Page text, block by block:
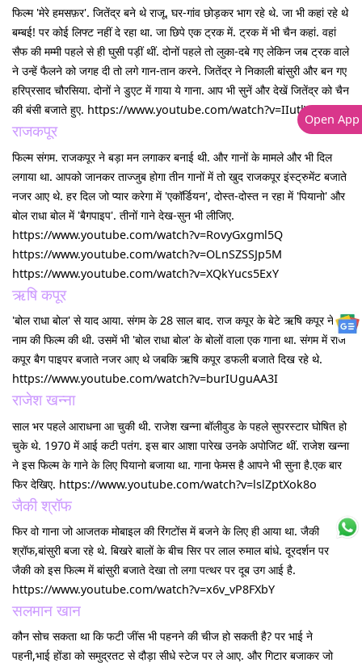
फिल्म 'मेरे हमसफ़र'. जितेंद्र बने थे राजू. घर-गांव छोड़कर भाग रहे थे. जा भी कहां रहे थे
बम्बई! पर कोई लिफ्ट नहीं दे रहा था. जा छिपे एक ट्रक में. ट्रक में भी चैन कहां. वहां
सैफ की मम्मी पहले से ही घुसी पड़ीं थीं. दोनों पहले तो लुका-दबे गए लेकिन जब ट्रक वाले
ने उन्हें फैलने को जगह दी तो लगे गान-तान करने. जितेंद्र ने निकाली बांसुरी और बन गए
हरिप्रसाद चौरसिया. दोनों ने डुएट में गाया ये गाना. आप भी सुनें और देखें जितेंद्र को चैन
की बंसी बजाते हुए. https://www.youtube.com/watch?v=IIutlVFZ4zM
राजकपूर
फिल्म संगम. राजकपूर ने बड़ा मन लगाकर बनाई थी. और गानों के मामले और भी दिल
लगाया था. आपको जानकर ताज्जुब होगा तीन गानों में तो खुद राजकपूर इंस्ट्रुमेंट बजाते
नजर आए थे. हर दिल जो प्यार करेगा में 'एकॉर्डियन', दोस्त-दोस्त न रहा में 'पियानो' और
बोल राधा बोल में 'बैगपाइप'. तीनों गाने देख-सुन भी लीजिए.
https://www.youtube.com/watch?v=RovyGxgml5Q
https://www.youtube.com/watch?v=OLnSZSSJp5M
https://www.youtube.com/watch?v=XQkYucs5ExY
ऋषि कपूर
'बोल राधा बोल' से याद आया. संगम के 28 साल बाद. राज कपूर के बेटे ऋषि कपूर ने इस
नाम की फिल्म की थी. उसमें भी 'बोल राधा बोल' के बोलों वाला एक गाना था. संगम में राज
कपूर बैग पाइपर बजाते नजर आए थे जबकि ऋषि कपूर डफली बजाते दिख रहे थे.
https://www.youtube.com/watch?v=burIUguAA3I
राजेश खन्ना
साल भर पहले आराधना आ चुकी थी. राजेश खन्ना बॉलीवुड के पहले सुपरस्टार घोषित हो
चुके थे. 1970 में आई कटी पतंग. इस बार आशा पारेख उनके अपोजिट थीं. राजेश खन्ना
ने इस फिल्म के गाने के लिए पियानो बजाया था. गाना फेमस है आपने भी सुना है.एक बार
फिर देखिए. https://www.youtube.com/watch?v=lslZptXok8o
जैकी श्रॉफ
फिर वो गाना जो आजतक मोबाइल की रिंगटोंस में बजने के लिए ही आया था. जैकी
श्रॉफ,बांसुरी बजा रहे थे. बिखरे बालों के बीच सिर पर लाल रुमाल बांधे. दूरदर्शन पर
जैकी को इस फिल्म में बांसुरी बजाते देखा तो लगा पत्थर पर दूब उग आई है.
https://www.youtube.com/watch?v=x6v_vP8FXbY
सलमान खान
कौन सोच सकता था कि फटी जींस भी पहनने की चीज हो सकती है? पर भाई ने
पहनी,भाई होंडा को समुद्रतट से दौड़ा सीधे स्टेज पर ले आए. और गिटार बजाकर जो
Open App